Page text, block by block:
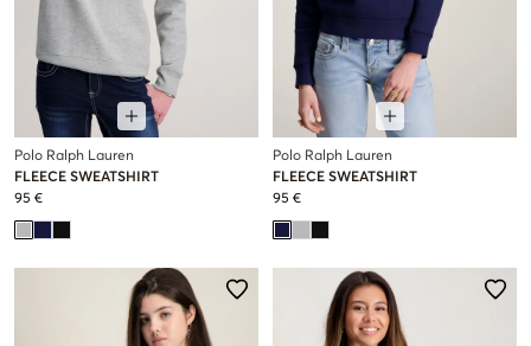
Polo Ralph Lauren
FLEECE SWEATSHIRT
95 €
Polo Ralph Lauren
FLEECE SWEATSHIRT
95 €